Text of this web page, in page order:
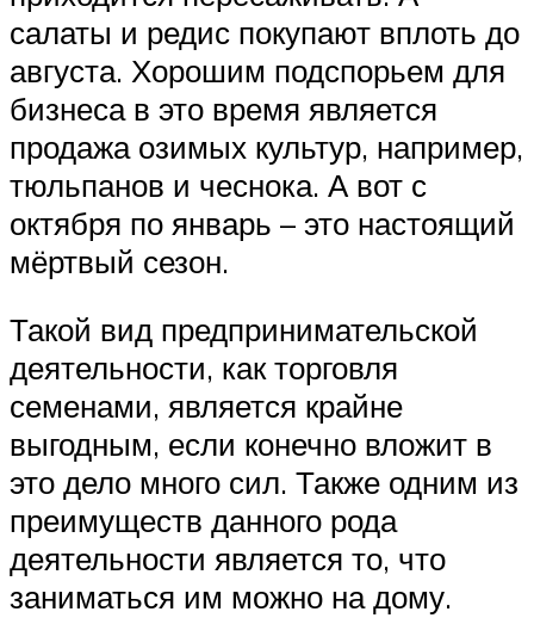
салаты и редис покупают вплоть до
августа. Хорошим подспорьем для
бизнеса в это время является
продажа озимых культур, например,
тюльпанов и чеснока. А вот с
октября по январь – это настоящий
мёртвый сезон.
Такой вид предпринимательской
деятельности, как торговля
семенами, является крайне
выгодным, если конечно вложит в
это дело много сил. Также одним из
преимуществ данного рода
деятельности является то, что
заниматься им можно на дому.